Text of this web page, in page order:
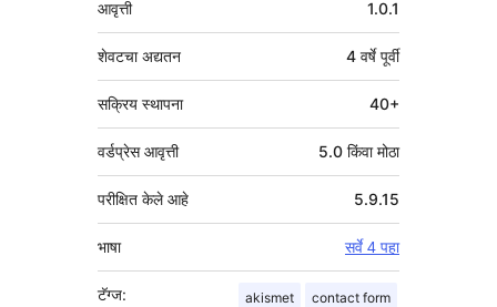
आवृत्ती 1.0.1
शेवटचा अद्यतन 4 वर्षेपूर्वी
सक्रिय स्थापना 40+
वर्डप्रेस आवृत्ती 5.0 किंवा मोठा
परीक्षित केले आहे 5.9.15
भाषा सर्वे 4 पहा
टॅग्ज: akismet contact form